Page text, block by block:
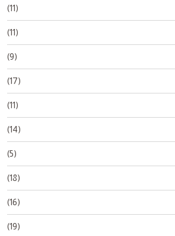
(11)
(11)
(9)
(17)
(11)
(14)
(5)
(18)
(16)
(19)